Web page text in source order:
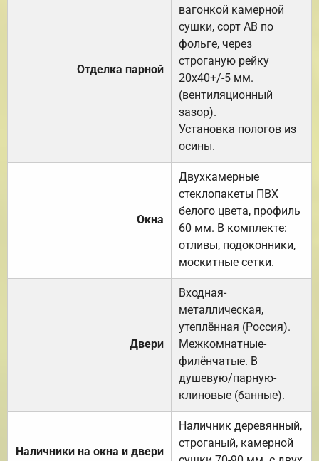
Отделка парной
вагонкой камерной
сушки, сорт АВ по
фольге, через
строганую рейку
20х40+/-5 мм.
(вентиляционный
зазор).
Установка пологов из
осины.
Окна
Двухкамерные
стеклопакеты ПВХ
белого цвета, профиль
60 мм. В комплекте:
отливы, подоконники,
москитные сетки.
Двери
Входная-
металлическая,
утеплённая (Россия).
Межкомнатные-
филёнчатые. В
душевую/парную-
клиновые (банные).
Наличники на окна и двери
Наличник деревянный,
строганый, камерной